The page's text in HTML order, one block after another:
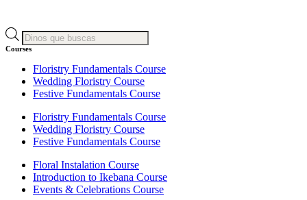
Búsqueda
de
Courses
Floristry Fundamentals Course
Wedding Floristry Course
Festive Fundamentals Course
Floristry Fundamentals Course
Wedding Floristry Course
Festive Fundamentals Course
Floral Instalation Course
Introduction to Ikebana Course
Events & Celebrations Course